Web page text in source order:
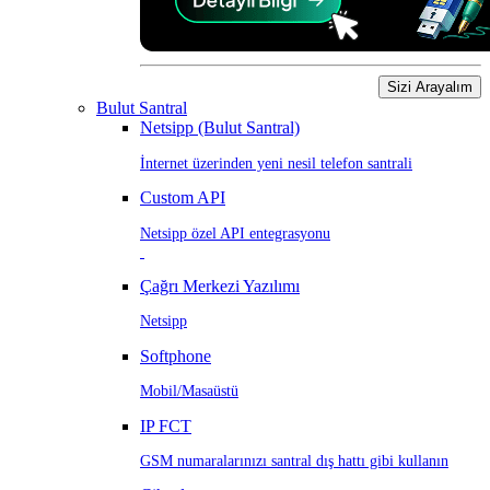
Sizi Arayalım
Bulut Santral
Netsipp (Bulut Santral)
İnternet üzerinden yeni nesil telefon santrali
Custom API
Netsipp özel API entegrasyonu
Çağrı Merkezi Yazılımı
Netsipp
Softphone
Mobil/Masaüstü
IP FCT
GSM numaralarınızı santral dış hattı gibi kullanın